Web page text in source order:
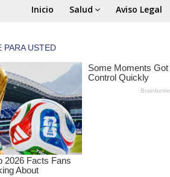
Inicio Salud Aviso Legal